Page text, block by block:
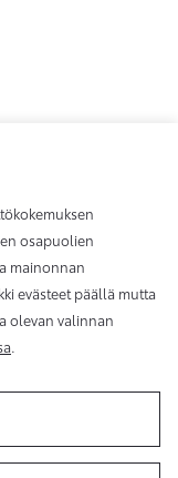
Tilaa
osapuolien
mainonnan
evästeet päällä mutta
olevan valinnan
.